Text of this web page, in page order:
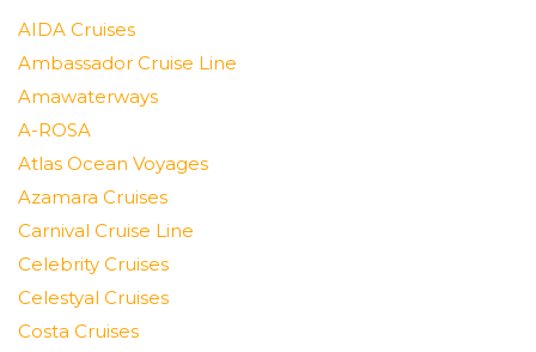
AIDA Cruises
Ambassador Cruise Line
Amawaterways
A-ROSA
Atlas Ocean Voyages
Azamara Cruises
Carnival Cruise Line
Celebrity Cruises
Celestyal Cruises
Costa Cruises